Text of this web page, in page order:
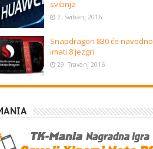
svibnja
2. Svibanj 2016
Snapdragon 830 će navodno
imati 8 jezgri
29. Travanj 2016